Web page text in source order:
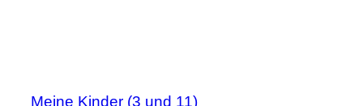
Meine Kinder (3 und 11)